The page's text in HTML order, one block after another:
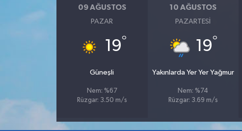
09 AĞUSTOS
PAZAR
19°
Güneşli
Nem: %67
Rüzgar: 3.50 m/s
10 AĞUSTOS
PAZARTESI
19°
Yakınlarda Yer Yer Yağmur
Nem: %74
Rüzgar: 3.69 m/s